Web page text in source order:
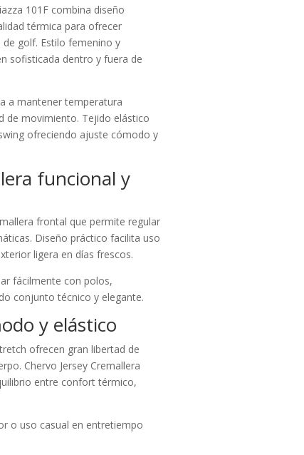
101F combina diseño
térmica para ofrecer
golf. Estilo femenino y
sofisticada dentro y fuera de
a mantener temperatura
de movimiento. Tejido elástico
ofreciendo ajuste cómodo y
funcional y
frontal que permite regular
Diseño práctico facilita uso
ligera en días frescos.
fácilmente con polos,
conjunto técnico y elegante.
y elástico
ofrecen gran libertad de
Chervo Jersey Cremallera
entre confort térmico,
o uso casual en entretiempo